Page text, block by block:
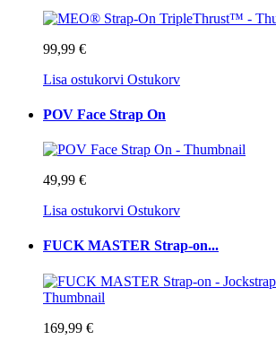
99,99 €
Lisa ostukorvi Ostukorv
POV Face Strap On
49,99 €
Lisa ostukorvi Ostukorv
FUCK MASTER Strap-on...
169,99 €